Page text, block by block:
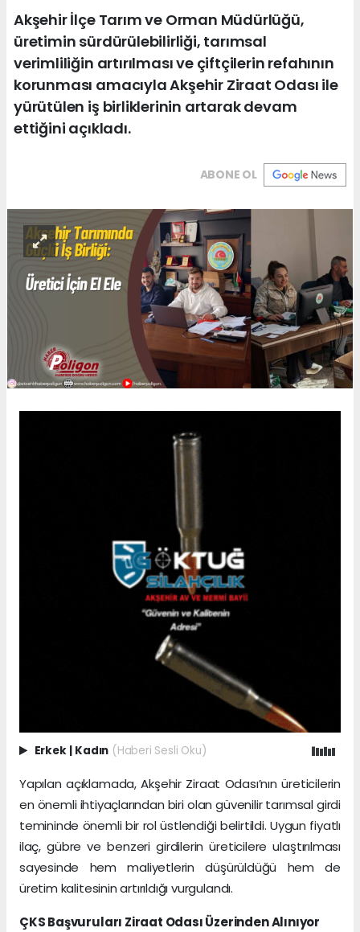
Akşehir İlçe Tarım ve Orman Müdürlüğü,
üretimin sürdürülebilirliği, tarımsal
verimliliğin artırılması ve çiftçilerin refahının
korunması amacıyla Akşehir Ziraat Odası ile
yürütülen iş birliklerinin artarak devam
ettiğini açıkladı.
ABONE OL
Erkek | Kadın (Haberi Sesli Oku)
Yapılan açıklamada, Akşehir Ziraat Odası’nın üreticilerin
en önemli ihtiyaçlarından biri olan güvenilir tarımsal girdi
temininde önemli bir rol üstlendiği belirtildi. Uygun fiyatlı
ilaç, gübre ve benzeri girdilerin üreticilere ulaştırılması
sayesinde hem maliyetlerin düşürüldüğü hem de
üretim kalitesinin artırıldığı vurgulandı.
ÇKS Başvuruları Ziraat Odası Üzerinden Alınıyor